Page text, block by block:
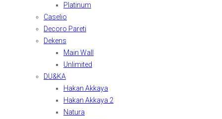
Platinum
Caselio
Decoro Pareti
Dekens
Main Wall
Unlimited
DU&KA
Hakan Akkaya
Hakan Akkaya 2
Natura